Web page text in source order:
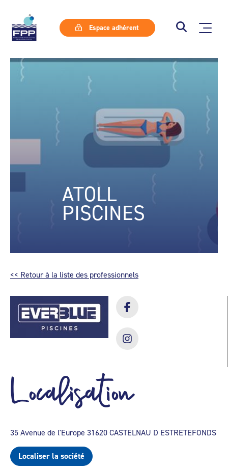
Espace adhérent
ATOLL
PISCINES
<< Retour à la liste des professionnels
Localisation
35 Avenue de l'Europe 31620 CASTELNAU D ESTRETEFONDS
Localiser la société